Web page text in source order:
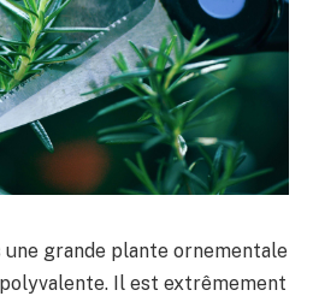
grande plante ornementale
Il est extrêmement